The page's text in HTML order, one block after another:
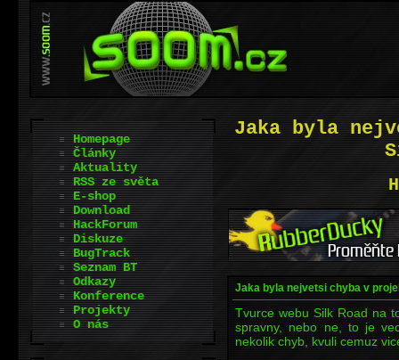
Jaka byla
Jaka byla nejvetsi chyba v
Tvurce webu Silk Road na
spravny, nebo ne, to je
nekolik chyb, kvuli cemuz
Homepage
Články
Aktuality
RSS ze světa
E-shop
Download
HackForum
Diskuze
BugTrack
Seznam BT
Odkazy
Konference
Projekty
O nás